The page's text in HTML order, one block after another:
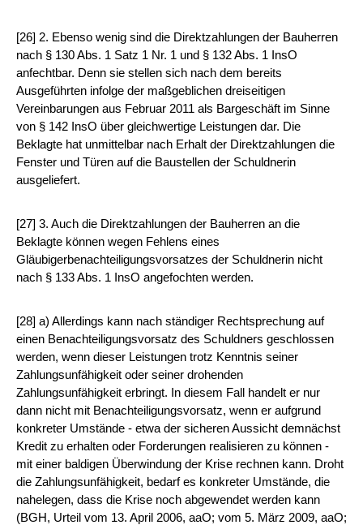
[26] 2. Ebenso wenig sind die Direktzahlungen der Bauherren
nach § 130 Abs. 1 Satz 1 Nr. 1 und § 132 Abs. 1 InsO
anfechtbar. Denn sie stellen sich nach dem bereits
Ausgeführten infolge der maßgeblichen dreiseitigen
Vereinbarungen aus Februar 2011 als Bargeschäft im Sinne
von § 142 InsO über gleichwertige Leistungen dar. Die
Beklagte hat unmittelbar nach Erhalt der Direktzahlungen die
Fenster und Türen auf die Baustellen der Schuldnerin
ausgeliefert.
[27] 3. Auch die Direktzahlungen der Bauherren an die
Beklagte können wegen Fehlens eines
Gläubigerbenachteiligungsvorsatzes der Schuldnerin nicht
nach § 133 Abs. 1 InsO angefochten werden.
[28] a) Allerdings kann nach ständiger Rechtsprechung auf
einen Benachteiligungsvorsatz des Schuldners geschlossen
werden, wenn dieser Leistungen trotz Kenntnis seiner
Zahlungsunfähigkeit oder seiner drohenden
Zahlungsunfähigkeit erbringt. In diesem Fall handelt er nur
dann nicht mit Benachteiligungsvorsatz, wenn er aufgrund
konkreter Umstände - etwa der sicheren Aussicht demnächst
Kredit zu erhalten oder Forderungen realisieren zu können -
mit einer baldigen Überwindung der Krise rechnen kann. Droht
die Zahlungsunfähigkeit, bedarf es konkreter Umstände, die
nahelegen, dass die Krise noch abgewendet werden kann
(BGH, Urteil vom 13. April 2006, aaO; vom 5. März 2009, aaO;